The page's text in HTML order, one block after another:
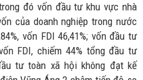
đó vốn đầu tư khu vực nhà
của doanh nghiệp trong nước
vốn FDI 46,41%; vốn đầu tư
FDI, chiếm 44% tổng đầu tư
tư toàn xã hội không đạt kế